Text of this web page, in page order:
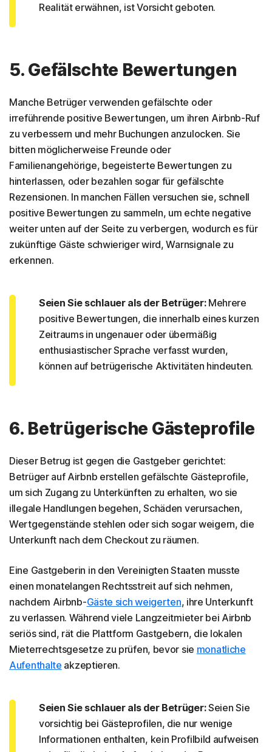
Realität erwähnen, ist Vorsicht geboten.
5. Gefälschte Bewertungen
Manche Betrüger verwenden gefälschte oder
irreführende positive Bewertungen, um ihren Airbnb-Ruf
zu verbessern und mehr Buchungen anzulocken. Sie
bitten möglicherweise Freunde oder
Familienangehörige, begeisterte Bewertungen zu
hinterlassen, oder bezahlen sogar für gefälschte
Rezensionen. In manchen Fällen versuchen sie, schnell
positive Bewertungen zu sammeln, um echte negative
weiter unten auf der Seite zu verbergen, wodurch es für
zukünftige Gäste schwieriger wird, Warnsignale zu
erkennen.
Seien Sie schlauer als der Betrüger:Mehrere
positive Bewertungen, die innerhalb eines kurzen
Zeitraums in ungenauer oder übermäßig
enthusiastischer Sprache verfasst wurden,
können auf betrügerische Aktivitäten hindeuten.
6. Betrügerische Gästeprofile
Dieser Betrug ist gegen die Gastgeber gerichtet:
Betrüger auf Airbnb erstellen gefälschte Gästeprofile,
um sich Zugang zu Unterkünften zu erhalten, wo sie
illegale Handlungen begehen, Schäden verursachen,
Wertgegenstände stehlen oder sich sogar weigern, die
Unterkunft nach dem Checkout zu räumen.
Eine Gastgeberin in den Vereinigten Staaten musste
einen monatelangen Rechtsstreit auf sich nehmen,
nachdem Airbnb-Gäste sich weigerten, ihre Unterkunft
zu verlassen. Während viele Langzeitmieter bei Airbnb
seriös sind, rät die Plattform Gastgebern, die lokalen
Mieterrechtsgesetze zu prüfen, bevor sie monatliche
Aufenthalte akzeptieren.
Seien Sie schlauer als der Betrüger:Seien Sie
vorsichtig bei Gästeprofilen, die nur wenige
Informationen enthalten, kein Profilbild aufweisen